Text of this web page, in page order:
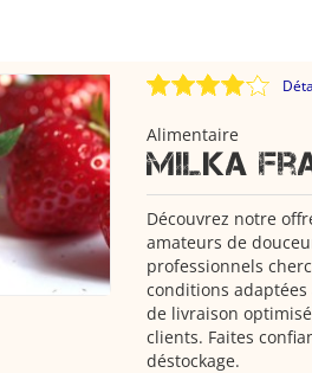
Alimentaire
Milka
Découvrez notre
amateurs de
professionnels
conditions
de livraison
clients. Faites
déstockage.